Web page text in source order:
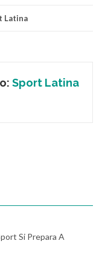
Latina
Sport Latina
Si Prepara A